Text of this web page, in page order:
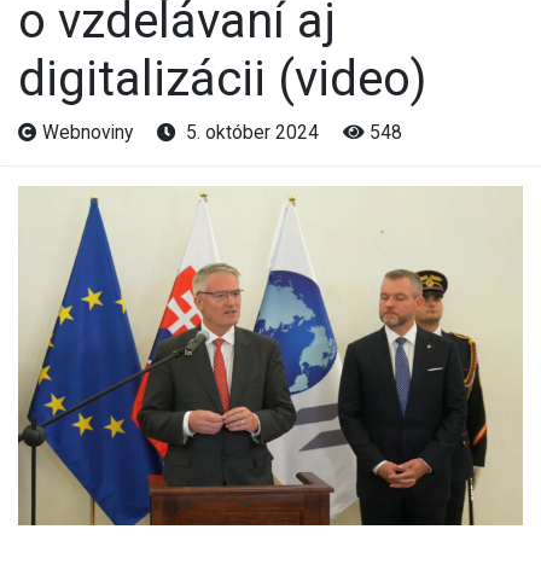
o vzdelávaní aj
digitalizácii (video)
Webnoviny 5. október 2024 548